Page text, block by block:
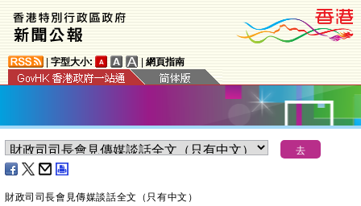
字型大小: 網頁指南
​財政司司長會見傳媒談話全文（只有中文）